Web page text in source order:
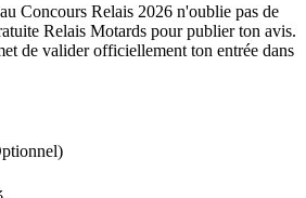
Concours Relais 2026 n'oublie pas de
Relais Motards pour publier ton avis.
de valider officiellement ton entrée dans